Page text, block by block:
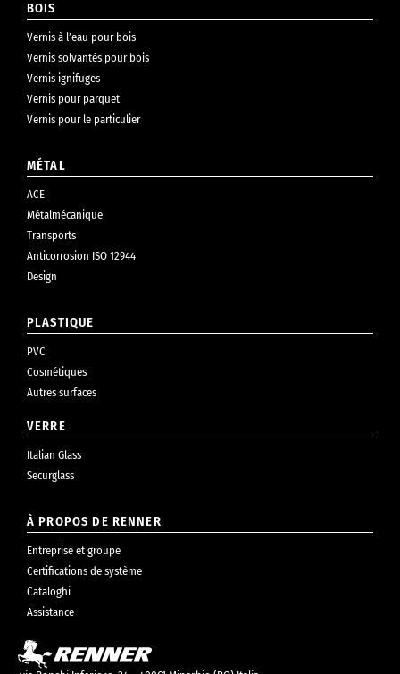
BOIS
Vernis à l’eau pour bois
Vernis solvantés pour bois
Vernis ignifuges
Vernis pour parquet
Vernis pour le particulier
MÉTAL
ACE
Métalmécanique
Transports
Anticorrosion ISO 12944
Design
PLASTIQUE
PVC
Cosmétiques
Autres surfaces
VERRE
Italian Glass
Securglass
À PROPOS DE RENNER
Entreprise et groupe
Certifications de système
Cataloghi
Assistance